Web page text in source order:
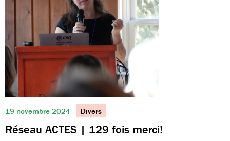
19 novembre 2024 Divers
Réseau ACTES | 129 fois merci!